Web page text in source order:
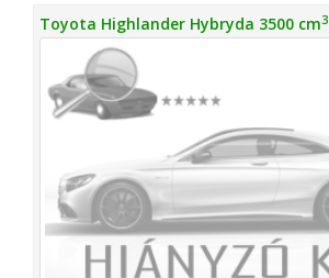
Toyota Highlander Hybryda 3500 cm3